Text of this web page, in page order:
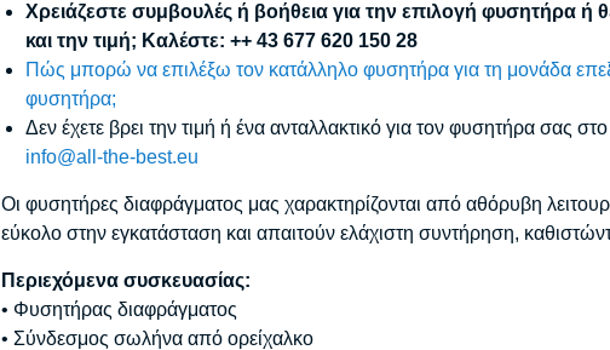
Χρειάζεστε συμβουλές ή βοήθεια για την επιλογή φυσητήρα
και την τιμή; Καλέστε: ++ 43 677 620 150 28
Πώς μπορώ να επιλέξω τον κατάλληλο φυσητήρα για τη μονάδα
φυσητήρα;
Δεν έχετε βρει την τιμή ή ένα ανταλλακτικό για τον φυσητήρα σας
info@all-the-best.eu
Οι φυσητήρες διαφράγματος μας χαρακτηρίζονται από αθόρυβη
εύκολο στην εγκατάσταση και απαιτούν ελάχιστη συντήρηση,
Περιεχόμενα συσκευασίας:
• Φυσητήρας διαφράγματος
• Σύνδεσμος σωλήνα από ορείχαλκο